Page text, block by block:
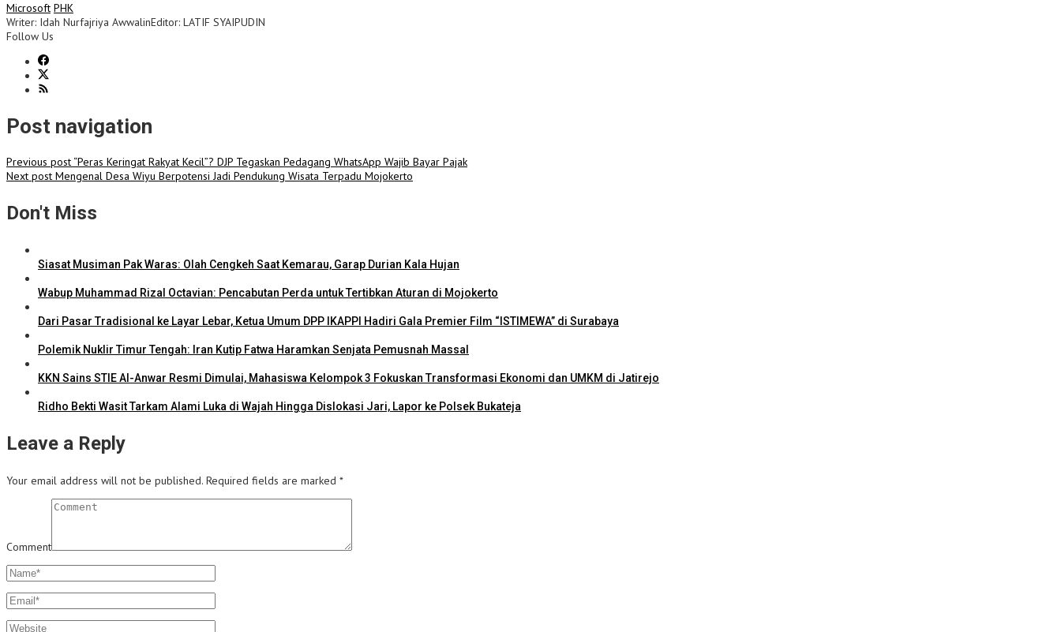
Microsoft PHK
Writer: Idah Nurfajriya AwwalinEditor: LATIF SYAIPUDIN
Follow Us
Post navigation
Previous post “Peras Keringat Rakyat Kecil”? DJP Tegaskan Pedagang WhatsApp Wajib Bayar Pajak
Next post Mengenal Desa Wiyu Berpotensi Jadi Pendukung Wisata Terpadu Mojokerto
Don't Miss
Siasat Musiman Pak Waras: Olah Cengkeh Saat Kemarau, Garap Durian Kala Hujan
Wabup Muhammad Rizal Octavian: Pencabutan Perda untuk Tertibkan Aturan di Mojokerto
Dari Pasar Tradisional ke Layar Lebar, Ketua Umum DPP IKAPPI Hadiri Gala Premier Film “ISTIMEWA” di Surabaya
Polemik Nuklir Timur Tengah: Iran Kutip Fatwa Haramkan Senjata Pemusnah Massal
KKN Sains STIE Al-Anwar Resmi Dimulai, Mahasiswa Kelompok 3 Fokuskan Transformasi Ekonomi dan UMKM di Jatirejo
Ridho Bekti Wasit Tarkam Alami Luka di Wajah Hingga Dislokasi Jari, Lapor ke Polsek Bukateja
Leave a Reply
Your email address will not be published. Required fields are marked *
Comment